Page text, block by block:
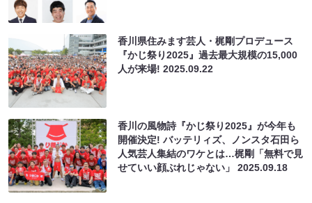
香川県住みます芸人・梶剛プロデュース
『かじ祭り2025』過去最大規模の15,000
人が来場!2025.09.22
香川の風物詩『かじ祭り2025』が今年も
開催決定! バッテリィズ、ノンスタ石田ら
人気芸人集結のワケとは…梶剛「無料で見
せていい顔ぶれじゃない」2025.09.18